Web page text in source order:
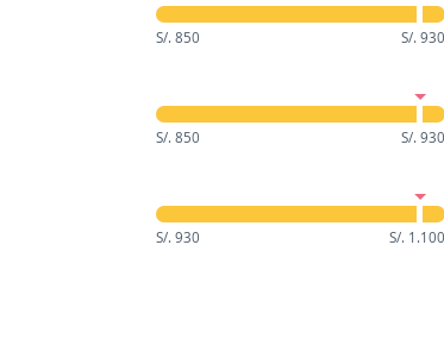
S/. 850 S/. 930
S/. 850 S/. 930
S/. 930 S/. 1.100